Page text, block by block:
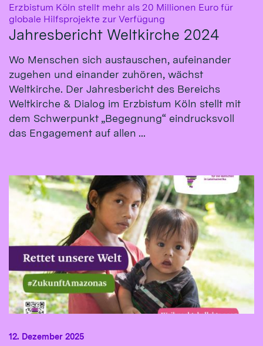
Erzbistum Köln stellt mehr als 20 Millionen Euro für
globale Hilfsprojekte zur Verfügung
Jahresbericht Weltkirche 2024
Wo Menschen sich austauschen, aufeinander
zugehen und einander zuhören, wächst
Weltkirche. Der Jahresbericht des Bereichs
Weltkirche & Dialog im Erzbistum Köln stellt mit
dem Schwerpunkt „Begegnung“ eindrucksvoll
das Engagement auf allen ...
12. Dezember 2025